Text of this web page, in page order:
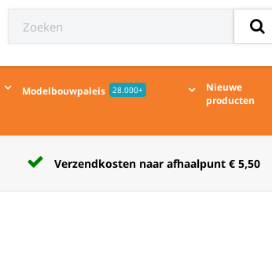
Modelbouwpaleis 28.000+
Nieuwe
producten
Verzendkosten naar afhaalpunt € 5,50